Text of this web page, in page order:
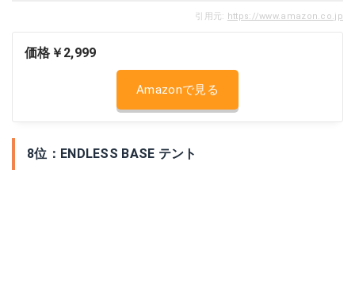
引用元: https://www.amazon.co.jp
価格￥2,999
Amazonで見る
8位：ENDLESS BASE テント